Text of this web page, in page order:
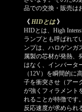
品での交換・販売は
《 HIDとは》
HIDとは、High
ランプとも呼ばれて
ンプは、ハロゲンガ
属製の芯材が発熱、
はなく、インバータ
（12V）を瞬間的に
子を衝突させ（アー
が強くフィラメント
れることが特徴です
反応速度が求められ